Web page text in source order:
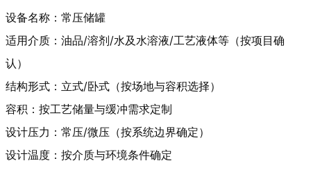
设备名称：常压储罐
适用介质：油品/溶剂/水及水溶液/工艺液体等（按项目确
认）
结构形式：立式/卧式（按场地与容积选择）
容积：按工艺储量与缓冲需求定制
设计压力：常压/微压（按系统边界确定）
设计温度：按介质与环境条件确定